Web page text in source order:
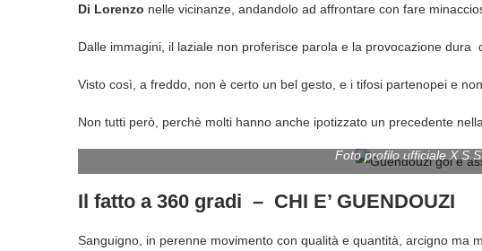
Di Lorenzo nelle vicinanze, andandolo ad affrontare con fare
Dalle immagini, il laziale non proferisce parola e la provocazione dura
Visto così, a freddo, non è certo un bel gesto, e i tifosi partenopei e
Non tutti però, perchè molti hanno anche ipotizzato un precedente
Foto profilo ufficiale X
Il fatto a 360 gradi – CHI E’ GUENDOUZI
Sanguigno, in perenne movimento con qualità e quantità, arcigno ma